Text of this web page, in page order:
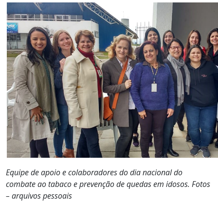
Equipe de apoio e colaboradores do dia nacional do
combate ao tabaco e prevenção de quedas em idosos. Fotos
– arquivos pessoais